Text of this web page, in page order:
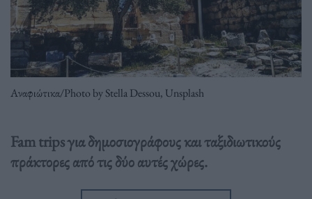
Αναφιώτικα/Photo by Stella Dessou, Unsplash
Fam trips για δημοσιογράφους και ταξιδιωτικούς
πράκτορες από τις δύο αυτές χώρες.